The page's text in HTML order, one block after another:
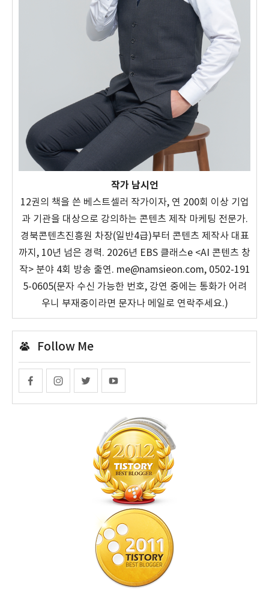
작가 남시언
12권의 책을 쓴 베스트셀러 작가이자, 연 200회 이상 기업
과 기관을 대상으로 강의하는 콘텐츠 제작 마케팅 전문가.
경북콘텐츠진흥원 차장(일반4급)부터 콘텐츠 제작사 대표
까지, 10년 넘은 경력. 2026년 EBS 클래스e <AI 콘텐츠 창
작> 분야 4회 방송 출연. me@namsieon.com, 0502-191
5-0605(문자 수신 가능한 번호, 강연 중에는 통화가 어려
우니 부재중이라면 문자나 메일로 연락주세요.)
Follow Me